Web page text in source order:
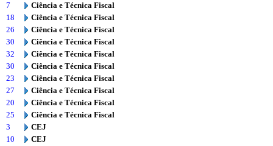
7
Ciência e Técnica Fiscal
18
Ciência e Técnica Fiscal
26
Ciência e Técnica Fiscal
30
Ciência e Técnica Fiscal
32
Ciência e Técnica Fiscal
30
Ciência e Técnica Fiscal
23
Ciência e Técnica Fiscal
27
Ciência e Técnica Fiscal
20
Ciência e Técnica Fiscal
25
Ciência e Técnica Fiscal
3
CEJ
10
CEJ